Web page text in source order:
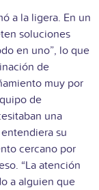
a la ligera. En un
soluciones
en uno”, lo que
de
muy por
de
una
su
cercano por
“La atención
a alguien que